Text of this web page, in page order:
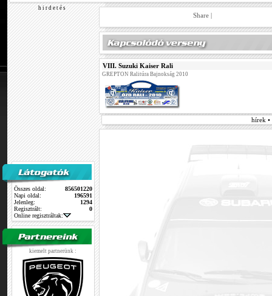
h i r d e t é s
Összes oldal:
856501220
Napi oldal:
196591
Jelenleg:
1294
Regisztrált:
0
Online regisztráltak:
kiemelt partnerünk :
Share |
VIII. Suzuki Kaiser Rali
GREPTON Ralitúra Bajnokság 2010
hírek •